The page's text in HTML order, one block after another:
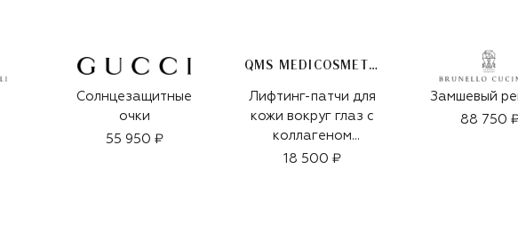
Солнцезащитные
очки
55 950 ₽
QMS MEDICOSMETICS
Лифтинг-патчи для
кожи вокруг глаз с
коллагеном
(4x3,3ml)
18 500 ₽
Замшевый
88 750